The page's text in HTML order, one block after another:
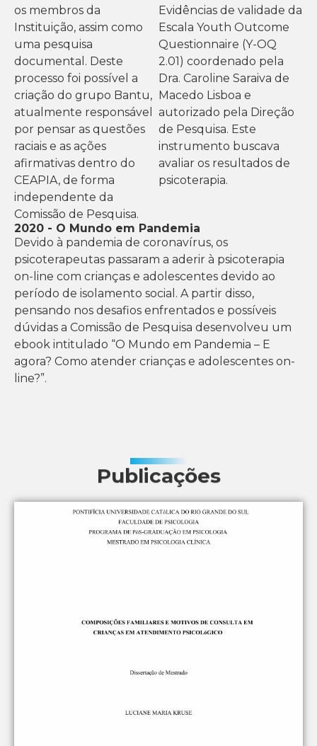
os membros da
Instituição, assim como
uma pesquisa
documental. Deste
processo foi possível a
criação do grupo Bantu,
atualmente responsável
por pensar as questões
raciais e as ações
afirmativas dentro do
CEAPIA, de forma
independente da
Comissão de Pesquisa.
Evidências de validade da
Escala Youth Outcome
Questionnaire (Y-OQ
2.01) coordenado pela
Dra. Caroline Saraiva de
Macedo Lisboa e
autorizado pela Direção
de Pesquisa. Este
instrumento buscava
avaliar os resultados de
psicoterapia.
2020 - O Mundo em Pandemia
Devido à pandemia de coronavírus, os
psicoterapeutas passaram a aderir à psicoterapia
on-line com crianças e adolescentes devido ao
período de isolamento social. A partir disso,
pensando nos desafios enfrentados e possíveis
dúvidas a Comissão de Pesquisa desenvolveu um
ebook intitulado “O Mundo em Pandemia – E
agora? Como atender crianças e adolescentes on-
line?”.
Publicações